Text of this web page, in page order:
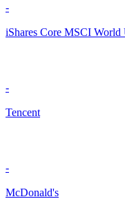
-
iShares Core MSCI
-
Tencent
-
McDonald's